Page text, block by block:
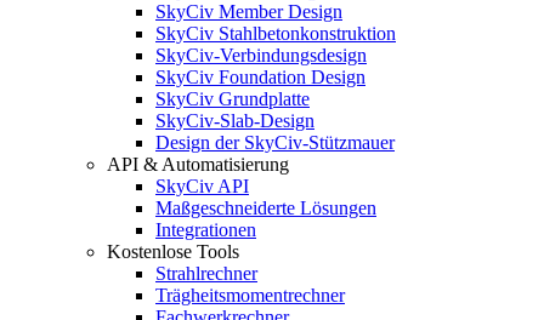
SkyCiv Member Design
SkyCiv Stahlbetonkonstruktion
SkyCiv-Verbindungsdesign
SkyCiv Foundation Design
SkyCiv Grundplatte
SkyCiv-Slab-Design
Design der SkyCiv-Stützmauer
API & Automatisierung
SkyCiv API
Maßgeschneiderte Lösungen
Integrationen
Kostenlose Tools
Strahlrechner
Trägheitsmomentrechner